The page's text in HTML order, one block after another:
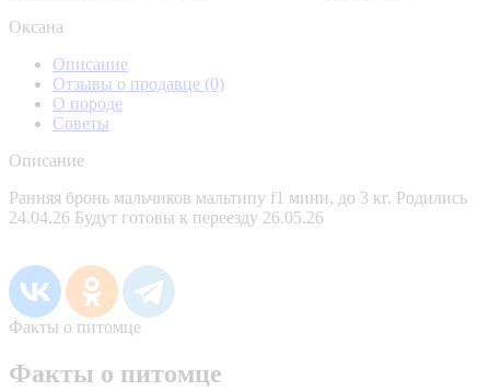
Оксана
Описание
Отзывы о продавце (0)
О породе
Советы
Описание
Ранняя бронь мальчиков мальтипу f1 мини, до 3 кг. Родились
24.04.26 Будут готовы к переезду 26.05.26
Факты о питомце
Факты о питомце